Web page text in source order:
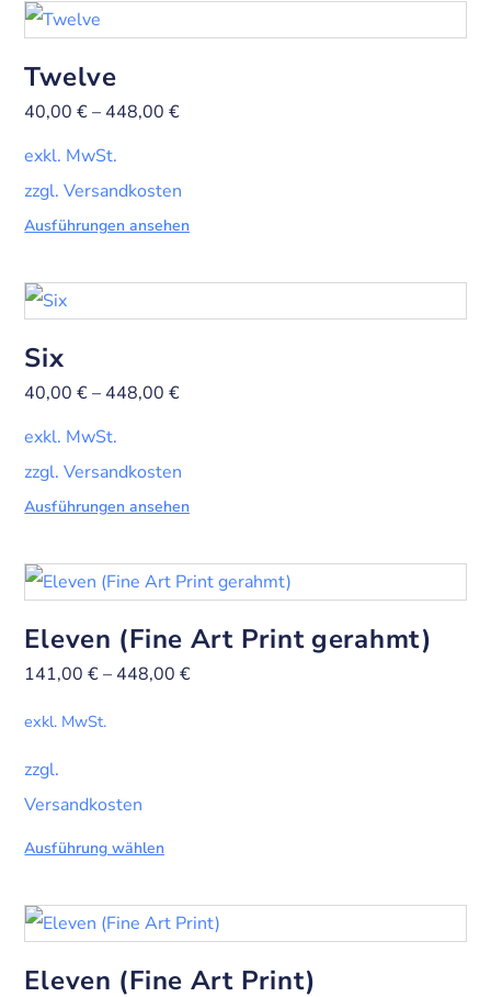
Twelve
40,00€– 448,00€
exkl. MwSt.
zzgl. Versandkosten
Ausführungen ansehen
Six
40,00€– 448,00€
exkl. MwSt.
zzgl. Versandkosten
Ausführungen ansehen
Eleven (Fine Art Print gerahmt)
141,00€– 448,00€
exkl. MwSt.
zzgl.
Versandkosten
Ausführung wählen
Eleven (Fine Art Print)